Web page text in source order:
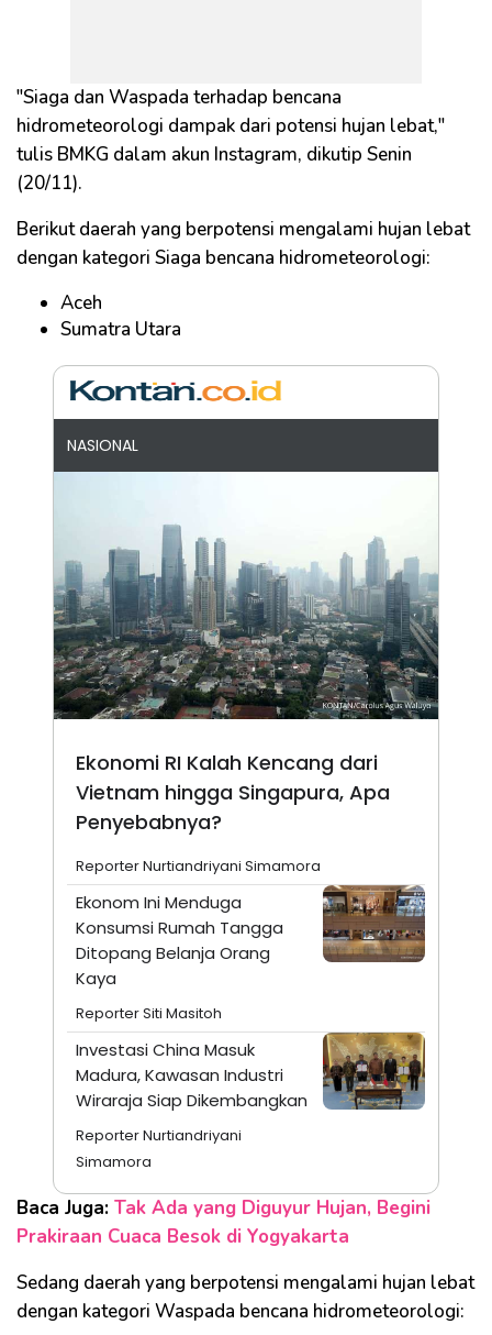
"Siaga dan Waspada terhadap bencana
hidrometeorologi dampak dari potensi hujan lebat,"
tulis BMKG dalam akun Instagram, dikutip Senin
(20/11).
Berikut daerah yang berpotensi mengalami hujan lebat
dengan kategori Siaga bencana hidrometeorologi:
Aceh
Sumatra Utara
NASIONAL
Ekonomi RI Kalah Kencang dari
Vietnam hingga Singapura, Apa
Penyebabnya?
Reporter Nurtiandriyani Simamora
Ekonom Ini Menduga
Konsumsi Rumah Tangga
Ditopang Belanja Orang
Kaya
Reporter Siti Masitoh
Investasi China Masuk
Madura, Kawasan Industri
Wiraraja Siap Dikembangkan
Reporter Nurtiandriyani
Simamora
Baca Juga: Tak Ada yang Diguyur Hujan, Begini
Prakiraan Cuaca Besok di Yogyakarta
Sedang daerah yang berpotensi mengalami hujan lebat
dengan kategori Waspada bencana hidrometeorologi: